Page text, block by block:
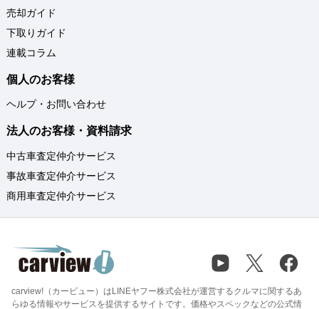
売却ガイド
下取りガイド
連載コラム
個人のお客様
ヘルプ・お問い合わせ
法人のお客様・資料請求
中古車査定仲介サービス
事故車査定仲介サービス
商用車査定仲介サービス
carview!（カービュー）はLINEヤフー株式会社が運営するクルマに関するあ
らゆる情報やサービスを提供するサイトです。価格やスペックなどの公式情